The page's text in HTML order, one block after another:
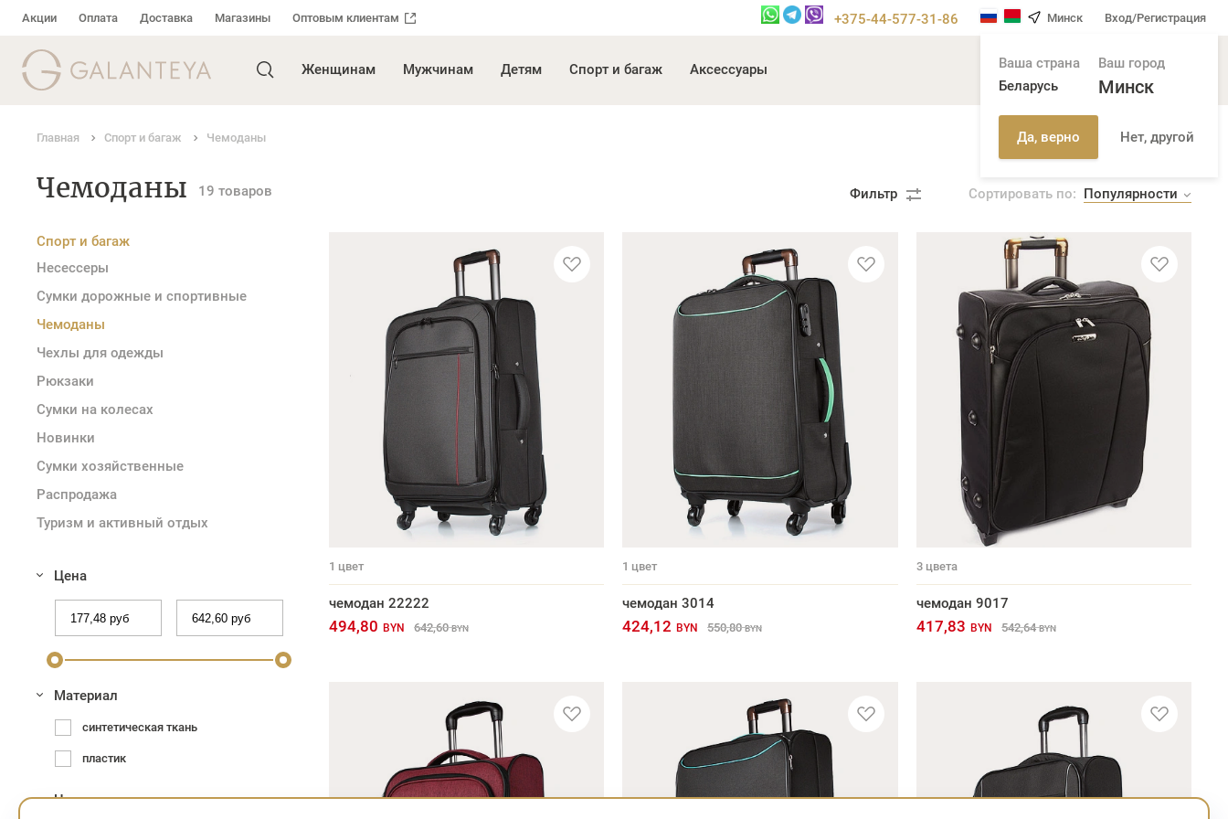
Акции Оплата Доставка Магазины Оптовым клиентам +375-44-577-31-86 Минск
Ваша страна
Беларусь
Ваш город
Минск
Да, верно Нет, другой
Вход/Регистрация
Женщинам Мужчинам Детям Спорт и багаж Аксессуары
Главная Спорт и багаж Чемоданы
Чемоданы 19 товаров Фильтр Популярности
Спорт и багаж
Несессеры
Сумки дорожные и спортивные
Чемоданы
Чехлы для одежды
Рюкзаки
Сумки на колесах
Новинки
Сумки хозяйственные
Распродажа
Туризм и активный отдых
Цена
Материал
синтетическая ткань
пластик
Цвет
1 цвет
чемодан 22222
494,80 BYN 642,60 BYN
1 цвет
чемодан 3014
424,12 BYN 550,80 BYN
3 цвета
чемодан 9017
417,83 BYN 542,64 BYN